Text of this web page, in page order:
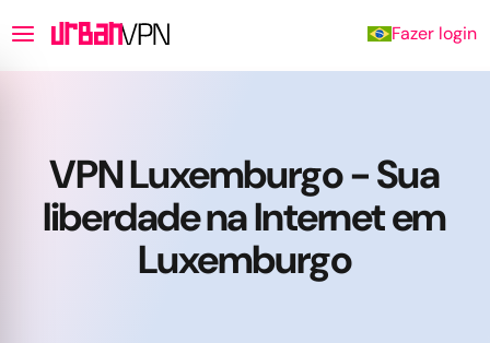
Fazer login
VPN Luxemburgo - Sua
liberdade na Internet em
Luxemburgo